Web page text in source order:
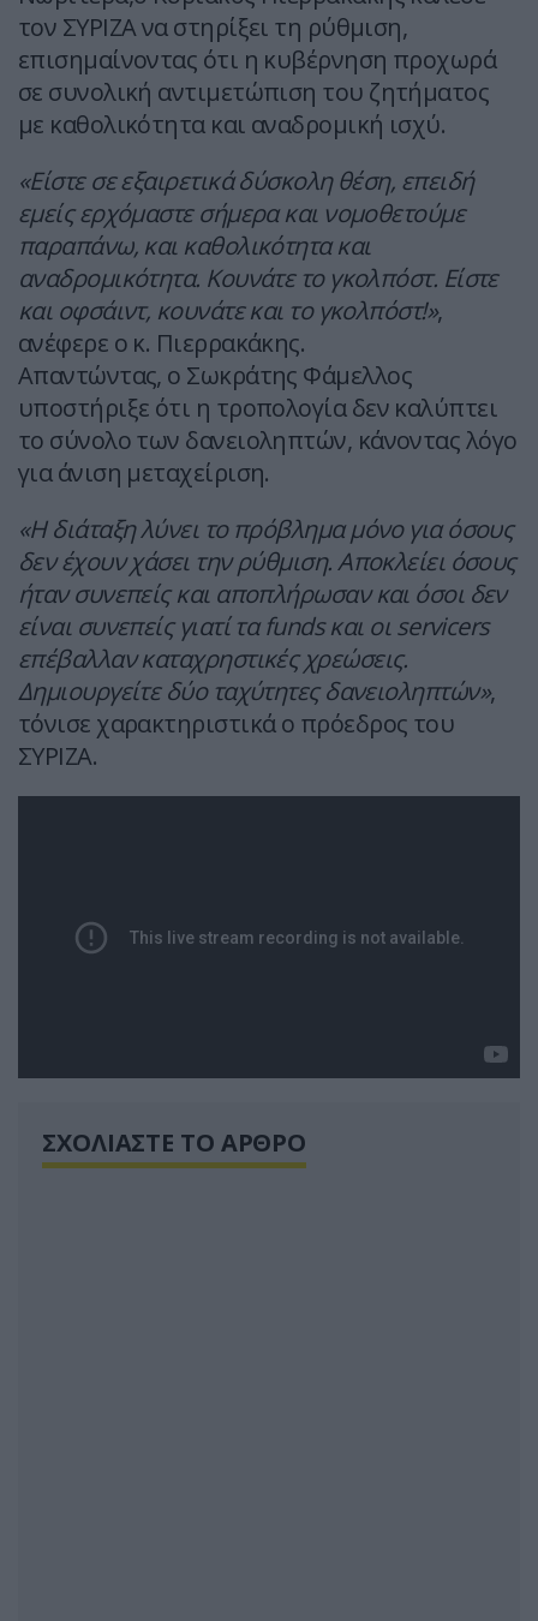
τον ΣΥΡΙΖΑ να στηρίξει τη ρύθμιση,
επισημαίνοντας ότι η κυβέρνηση προχωρά
σε συνολική αντιμετώπιση του ζητήματος
με καθολικότητα και αναδρομική ισχύ.
«Είστε σε εξαιρετικά δύσκολη θέση, επειδή
εμείς ερχόμαστε σήμερα και νομοθετούμε
παραπάνω, και καθολικότητα και
αναδρομικότητα. Κουνάτε το γκολπόστ. Είστε
και οφσάιντ, κουνάτε και το γκολπόστ!»,
ανέφερε ο κ. Πιερρακάκης.
Απαντώντας, ο Σωκράτης Φάμελλος
υποστήριξε ότι η τροπολογία δεν καλύπτει
το σύνολο των δανειοληπτών, κάνοντας λόγο
για άνιση μεταχείριση.
«Η διάταξη λύνει το πρόβλημα μόνο για όσους
δεν έχουν χάσει την ρύθμιση. Αποκλείει όσους
ήταν συνεπείς και αποπλήρωσαν και όσοι δεν
είναι συνεπείς γιατί τα funds και οι servicers
επέβαλλαν καταχρηστικές χρεώσεις.
Δημιουργείτε δύο ταχύτητες δανειοληπτών»,
τόνισε χαρακτηριστικά ο πρόεδρος του
ΣΥΡΙΖΑ.
ΣΧΟΛΙΑΣΤΕ ΤΟ ΑΡΘΡΟ